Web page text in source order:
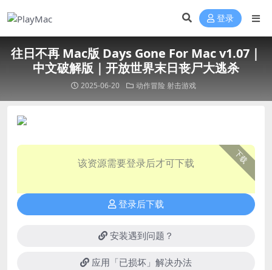
登录
往日不再 Mac版 Days Gone For Mac v1.07｜
中文破解版｜开放世界末日丧尸大逃杀
2025-06-20 动作冒险 射击游戏
下载
该资源需要登录后才可下载
登录后下载
安装遇到问题？
应用「已损坏」解决办法